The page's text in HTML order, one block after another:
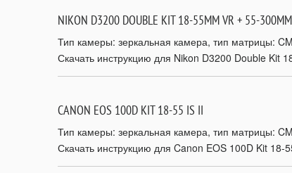
NIKON D3200 DOUBLE KIT 18-55MM VR + 55-
Тип камеры: зеркальная камера, тип матрицы:
Скачать инструкцию для Nikon D3200 Double Kit
CANON EOS 100D KIT 18-55 IS II
Тип камеры: зеркальная камера, тип матрицы:
Скачать инструкцию для Canon EOS 100D Kit 18-